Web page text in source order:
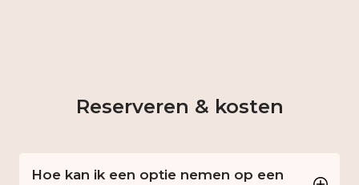
Reserveren & kosten
Hoe kan ik een optie nemen op een